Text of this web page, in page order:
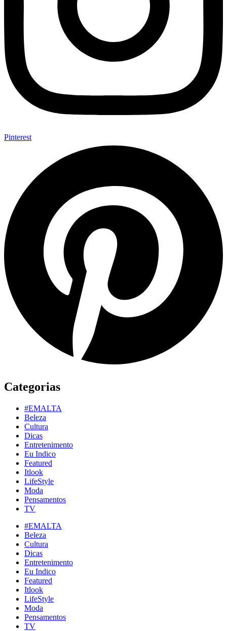
Pinterest
Categorias
#EMALTA
Beleza
Cultura
Dicas
Entretenimento
Eu Indico
Featured
Itlook
LifeStyle
Moda
Pensamentos
TV
#EMALTA
Beleza
Cultura
Dicas
Entretenimento
Eu Indico
Featured
Itlook
LifeStyle
Moda
Pensamentos
TV